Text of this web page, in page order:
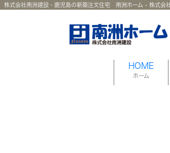
株式会社南洲建設・鹿児島の新築注文住宅 南洲ホーム - 株式会
HOME
ホーム